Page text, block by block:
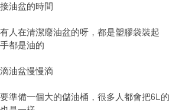
油盆的時間
人在清潔廢油盆的呀，都是塑膠袋裝起
都是油的
油盆慢慢滴
準備一個大的儲油桶，很多人都會把6L的